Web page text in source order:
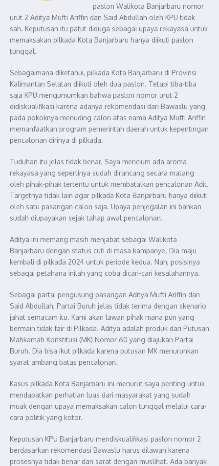
paslon Walikota Banjarbaru nomor
urut 2 Aditya Mufti Ariffin dan Said Abdullah oleh KPU tidak
sah. Keputusan itu patut diduga sebagai upaya rekayasa untuk
memaksakan pilkada Kota Banjarbaru hanya diikuti paslon
tunggal.
Sebagaimana diketahui, pilkada Kota Banjarbaru di Provinsi
Kalimantan Selatan diikuti oleh dua paslon. Tetapi tiba-tiba
saja KPU mengumumkan bahwa paslon nomor urut 2
didiskualifikasi karena adanya rekomendasi dari Bawaslu yang
pada pokoknya menuding calon atas nama Aditya Mufti Ariffin
memanfaatkan program pemerintah daerah untuk kepentingan
pencalonan dirinya di pilkada.
Tuduhan itu jelas tidak benar. Saya mencium ada aroma
rekayasa yang sepertinya sudah dirancang secara matang
oleh pihak-pihak tertentu untuk membatalkan pencalonan Adit.
Targetnya tidak lain agar pilkada Kota Banjarbaru hanya diikuti
oleh satu pasangan calon saja. Upaya penjegalan ini bahkan
sudah diupayakan sejak tahap awal pencalonan.
Aditya ini memang masih menjabat sebagai Walikota
Banjarbaru dengan status cuti di masa kampanye. Dia maju
kembali di pilkada 2024 untuk periode kedua. Nah, posisinya
sebagai petahana inilah yang coba dicari-cari kesalahannya.
Sebagai partai pengusung pasangan Aditya Mufti Ariffin dan
Said Abdullah, Partai Buruh jelas tidak terima dengan skenario
jahat semacam itu. Kami akan lawan pihak mana pun yang
bermain tidak fair di Pilkada. Aditya adalah produk dari Putusan
Mahkamah Konstitusi (MK) Nomor 60 yang diajukan Partai
Buruh. Dia bisa ikut pilkada karena putusan MK menurunkan
syarat ambang batas pencalonan.
Kasus pilkada Kota Banjarbaru ini menurut saya penting untuk
mendapatkan perhatian luas dari masyarakat yang sudah
muak dengan upaya memaksakan calon tunggal melalui cara-
cara politik yang kotor.
Keputusan KPU Banjarbaru mendiskualifikasi paslon nomor 2
berdasarkan rekomendasi Bawaslu harus dilawan karena
prosesnya tidak benar dan sarat dengan muslihat. Ada banyak